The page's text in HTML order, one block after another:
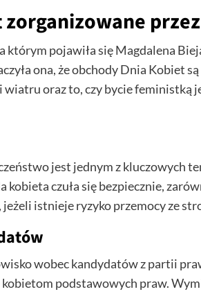
którym pojawiła się Magdalena
ona, że obchody Dnia Kobiet
oraz to, czy bycie feministką
jest jednym z kluczowych
czuła się bezpiecznie,
istnieje ryzyko przemocy ze
wobec kandydatów z partii
podstawowych praw.